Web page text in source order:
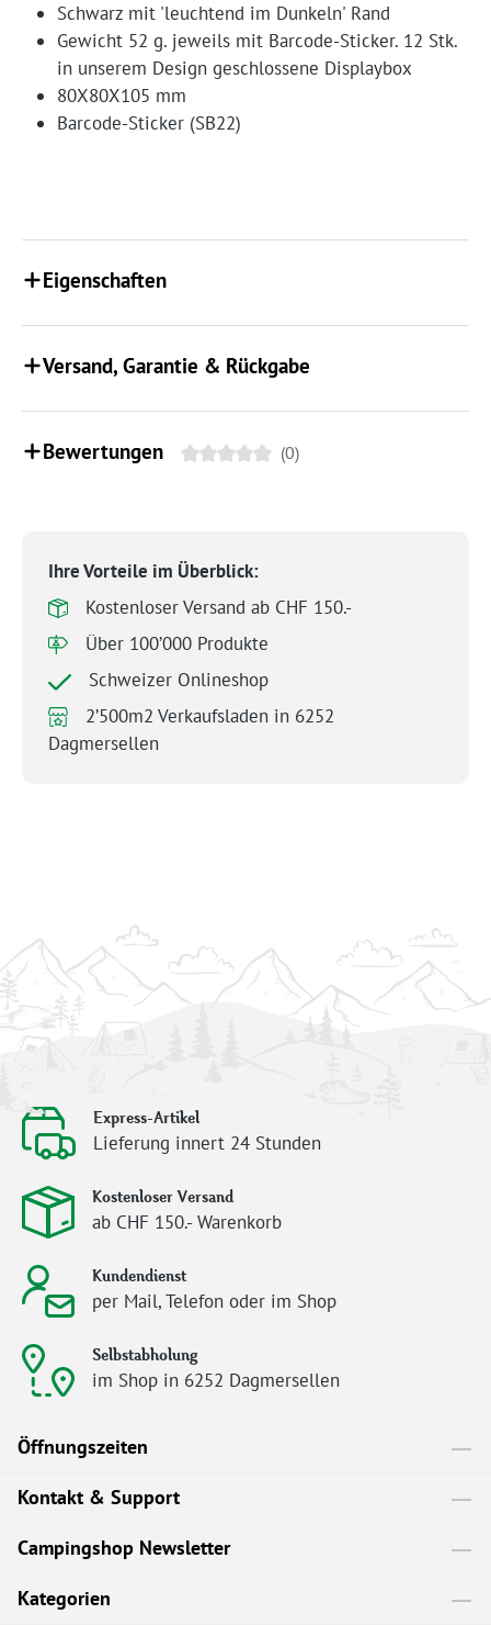
Schwarz mit 'leuchtend im Dunkeln' Rand
Gewicht 52 g. jeweils mit Barcode-Sticker. 12 Stk.
in unserem Design geschlossene Displaybox
80X80X105 mm
Barcode-Sticker (SB22)
Eigenschaften
Versand, Garantie & Rückgabe
Bewertungen (0)
Ihre Vorteile im Überblick:
Kostenloser Versand ab CHF 150.-
Über 100’000 Produkte
Schweizer Onlineshop
2’500m2 Verkaufsladen in 6252
Dagmersellen
Express-Artikel
Lieferung innert 24 Stunden
Kostenloser Versand
ab CHF 150.- Warenkorb
Kundendienst
per Mail, Telefon oder im Shop
Selbstabholung
im Shop in 6252 Dagmersellen
Öffnungszeiten
Kontakt & Support
Campingshop Newsletter
Kategorien